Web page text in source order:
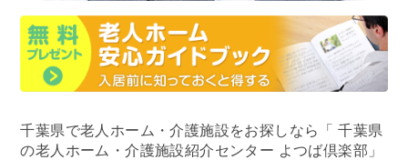
千葉県で老人ホーム・介護施設をお探しなら
「 千葉県
の老人ホーム・介護施設紹介センター よつば倶楽部」